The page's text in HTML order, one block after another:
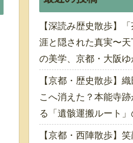
【深読み歴史散歩】
涯と隠された真実〜
の美学、京都・大阪
【京都・歴史散歩】
こへ消えた？本能寺
る「遺骸運搬ルート」
【京都・西陣散歩】